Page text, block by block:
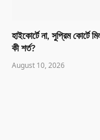
হাইকোর্টে না, সুপ্রিম কোর্টে
কী শর্ত?
August 10, 2026